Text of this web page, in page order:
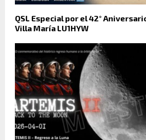
QSL Especial por el 42°
Villa María LU1HYW